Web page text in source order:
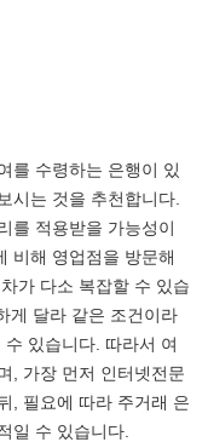
를 수령하는 은행이 있
시는 것을 추천합니다.
를 적용받을 가능성이
비해 영업점을 방문해
가 다소 복잡할 수 있습
게 달라 같은 조건이라
있습니다. 따라서 여
, 가장 먼저 인터넷전문
, 필요에 따라 주거래 은
일 수 있습니다.